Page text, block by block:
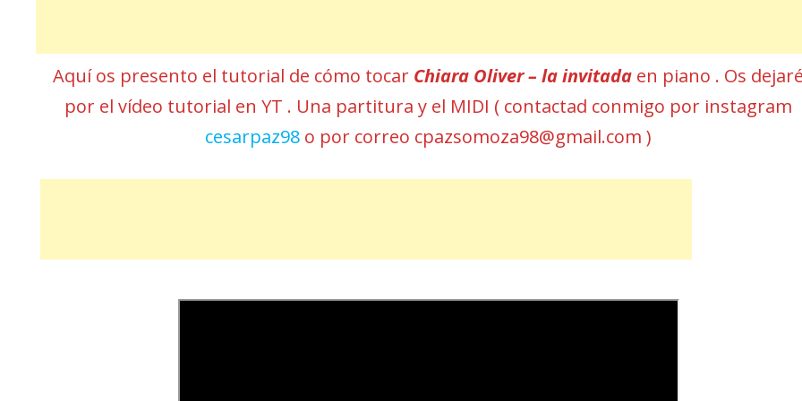
Aquí os presento el tutorial de cómo tocar Chiara Oliver – la invitada en piano . Os
por el vídeo tutorial en YT . Una partitura y el MIDI ( contactad conmigo por instagram
cesarpaz98 o por correo cpazsomoza98@gmail.com )